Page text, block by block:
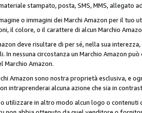
stampato, posta, SMS, MMS,
o immagini dei Marchi Amazon per il tuo
il colore, o il carattere di alcun Marchio
deve risultare di per sé, nella sua
In nessuna circostanza un Marchio Amazon
Marchio Amazon.
Amazon sono nostra proprietà esclusiva, e
intraprenderai alcuna azione che sia in
utilizzare in altro modo alcun logo o